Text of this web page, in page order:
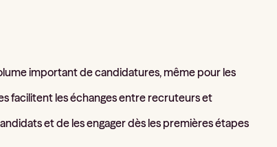
important de candidatures, même pour les
facilitent les échanges entre recruteurs et
et de les engager dès les premières étapes